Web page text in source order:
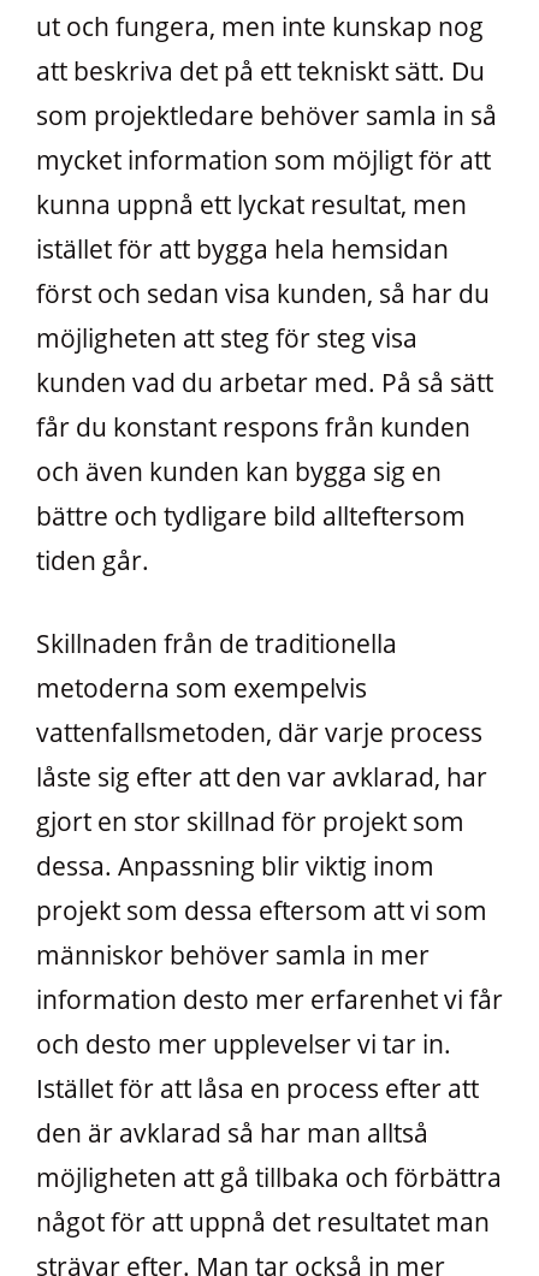
ut och fungera, men inte kunskap nog
att beskriva det på ett tekniskt sätt. Du
som projektledare behöver samla in så
mycket information som möjligt för att
kunna uppnå ett lyckat resultat, men
istället för att bygga hela hemsidan
först och sedan visa kunden, så har du
möjligheten att steg för steg visa
kunden vad du arbetar med. På så sätt
får du konstant respons från kunden
och även kunden kan bygga sig en
bättre och tydligare bild allteftersom
tiden går.
Skillnaden från de traditionella
metoderna som exempelvis
vattenfallsmetoden, där varje process
låste sig efter att den var avklarad, har
gjort en stor skillnad för projekt som
dessa. Anpassning blir viktig inom
projekt som dessa eftersom att vi som
människor behöver samla in mer
information desto mer erfarenhet vi får
och desto mer upplevelser vi tar in.
Istället för att låsa en process efter att
den är avklarad så har man alltså
möjligheten att gå tillbaka och förbättra
något för att uppnå det resultatet man
strävar efter. Man tar också in mer